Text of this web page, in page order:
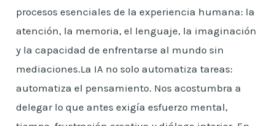
procesos esenciales de la experiencia humana: la
atención, la memoria, el lenguaje, la imaginación
y la capacidad de enfrentarse al mundo sin
mediaciones.La IA no solo automatiza tareas:
automatiza el pensamiento. Nos acostumbra a
delegar lo que antes exigía esfuerzo mental,